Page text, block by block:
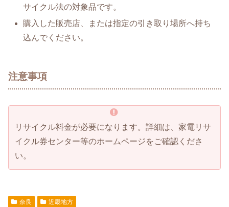
サイクル法の対象品です。
購入した販売店、または指定の引き取り場所へ持ち
込んでください。
注意事項
リサイクル料金が必要になります。詳細は、家電リサ
イクル券センター等のホームページをご確認くださ
い。
奈良 近畿地方